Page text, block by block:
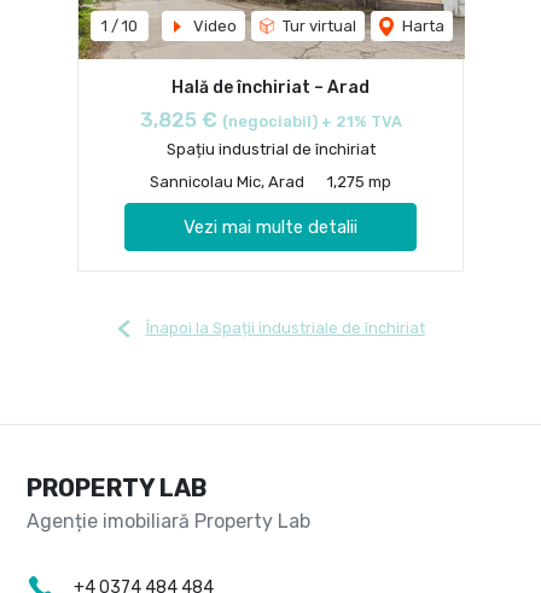
1 / 10 Video Tur virtual Harta
Hală de închiriat – Arad
3,825 € (negociabil) + 21% TVA
Spațiu industrial de închiriat
Sannicolau Mic, Arad
1,275 mp
Vezi mai multe detalii
Înapoi la Spații industriale de închiriat
PROPERTY LAB
+4 0374 484 484